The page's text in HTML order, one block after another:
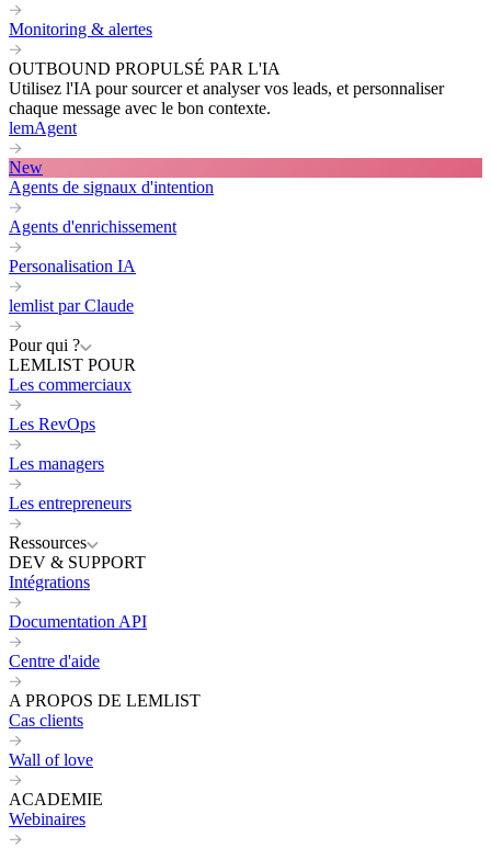
Monitoring & alertes
OUTBOUND PROPULSÉ PAR L'IA
Utilisez l'IA pour sourcer et analyser vos leads, et personnaliser
chaque message avec le bon contexte.
lemAgent
New
Agents de signaux d'intention
Agents d'enrichissement
Personalisation IA
lemlist par Claude
Pour qui ?
LEMLIST POUR
Les commerciaux
Les RevOps
Les managers
Les entrepreneurs
Ressources
DEV & SUPPORT
Intégrations
Documentation API
Centre d'aide
A PROPOS DE LEMLIST
Cas clients
Wall of love
ACADEMIE
Webinaires